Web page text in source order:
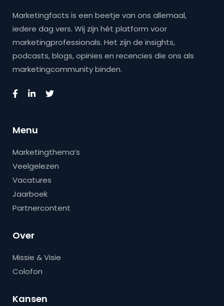
Marketingfacts is een beetje van ons allemaal,
iedere dag vers. Wij zijn hét platform voor
marketingprofessionals. Het zijn de insights,
podcasts, blogs, opinies en recencies die ons als
marketingcommunity binden.
Menu
Marketingthema’s
Veelgelezen
Vacatures
Jaarboek
Partnercontent
Over
Missie & Visie
Colofon
Kansen